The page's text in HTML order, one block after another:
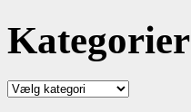
Kategorier
Kategorier